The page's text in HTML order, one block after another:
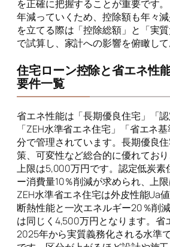
を正確に把握することが重要です
年減っていくため、控除額も年々
を立てる際は「控除総額」と「実
で試算し、家計への影響を俯瞰して
住宅ローン控除と省エネ性
要件一覧
省エネ性能は「長期優良住宅」「認
「ZEH水準省エネ住宅」「省エネ
分で管理されています。長期優良
策、可変性など総合的に優れてお
上限は5,000万円です。認定低炭素
ー消費量10％削減が求められ、上限
ZEH水準省エネ住宅は外皮性能Ua
断熱性能と一次エネルギー20％削
は同じく4,500万円となります。省
2025年から実質義務化される水準